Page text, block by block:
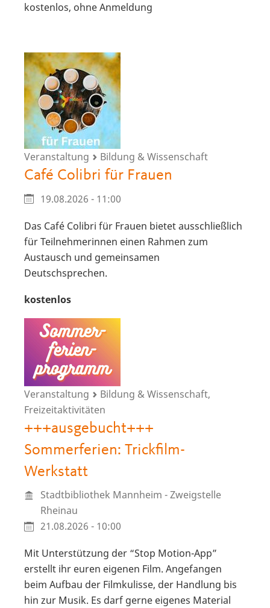
kostenlos, ohne Anmeldung
Veranstaltung Bildung & Wissenschaft
Café Colibri für Frauen
19.08.2026 - 11:00
Das Café Colibri für Frauen bietet ausschließlich
für Teilnehmerinnen einen Rahmen zum
Austausch und gemeinsamen
Deutschsprechen.
kostenlos
Veranstaltung
Bildung & Wissenschaft,
Freizeitaktivitäten
+++ausgebucht+++
Sommerferien: Trickfilm-
Werkstatt
Stadtbibliothek Mannheim - Zweigstelle
Rheinau
21.08.2026 - 10:00
Mit Unterstützung der “Stop Motion-App”
erstellt ihr euren eigenen Film. Angefangen
beim Aufbau der Filmkulisse, der Handlung bis
hin zur Musik. Es darf gerne eigenes Material